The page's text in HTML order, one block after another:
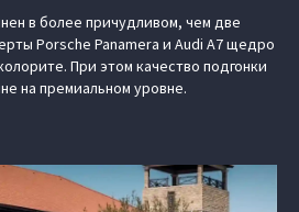
в более причудливом, чем две
Porsche Panamera и Audi A7 щедро
При этом качество подгонки
на премиальном уровне.